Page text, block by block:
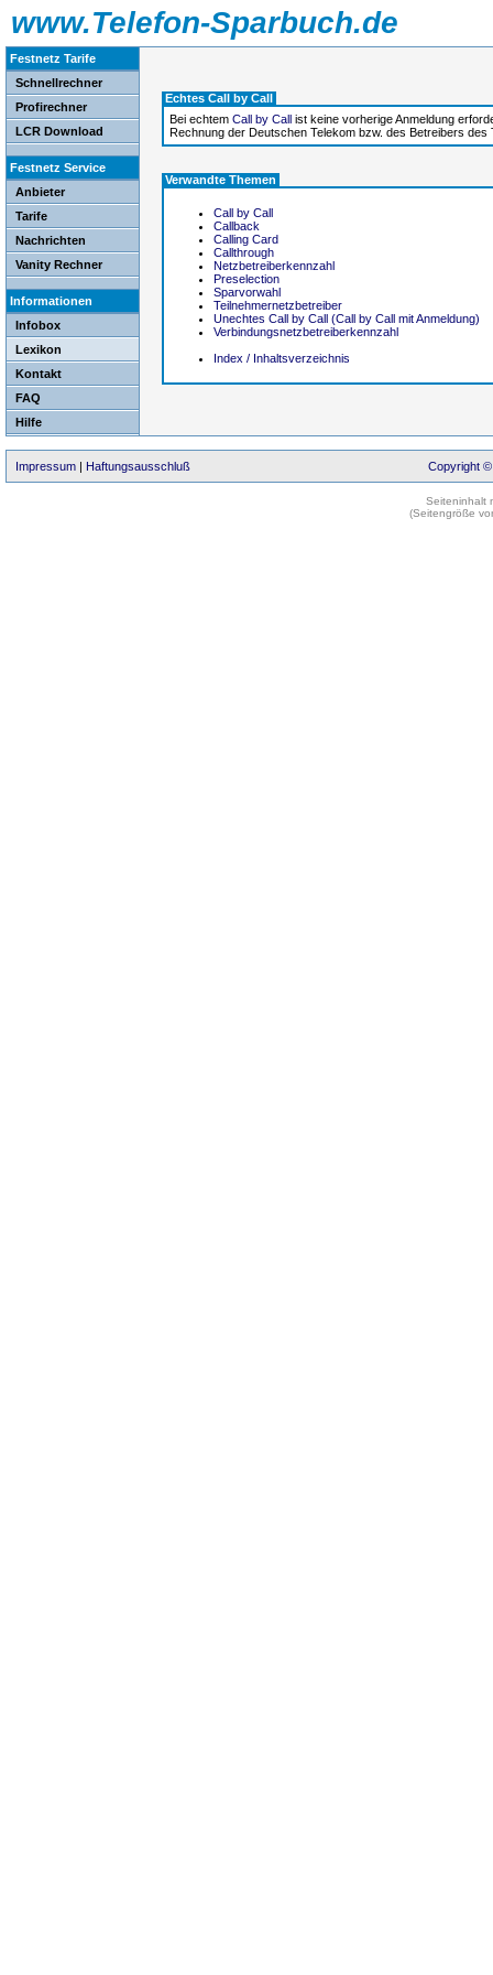
www.Telefon-Sparbuch.de
Festnetz Tarife
Schnellrechner
Profirechner
LCR Download
Festnetz Service
Anbieter
Tarife
Nachrichten
Vanity Rechner
Informationen
Infobox
Lexikon
Kontakt
FAQ
Hilfe
Echtes Call by Call
Bei echtem Call by Call ist keine vorherige Anmeldung
Rechnung der Deutschen Telekom bzw. des Betreibers des
Verwandte Themen
Call by Call
Callback
Calling Card
Callthrough
Netzbetreiberkennzahl
Preselection
Sparvorwahl
Teilnehmernetzbetreiber
Unechtes Call by Call (Call by Call mit Anmeldung)
Verbindungsnetzbetreiberkennzahl
Index / Inhaltsverzeichnis
Impressum | Haftungsausschluß Copyright ©
Seiteninhalt
(Seitengröße